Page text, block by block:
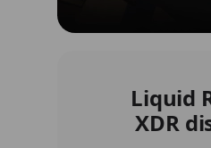
Liquid
XDR